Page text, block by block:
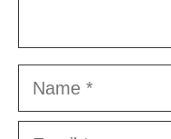
Name
Email